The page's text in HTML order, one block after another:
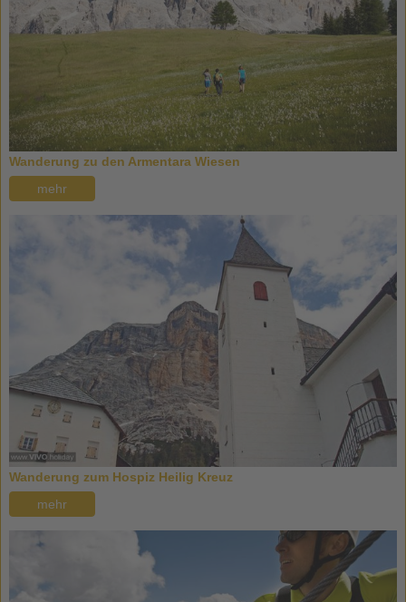
Wanderung zu den Armentara Wiesen
mehr
Wanderung zum Hospiz Heilig Kreuz
mehr